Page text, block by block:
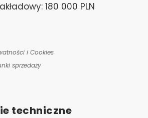
180 000 PLN
i Cookies
sprzedaży
techniczne